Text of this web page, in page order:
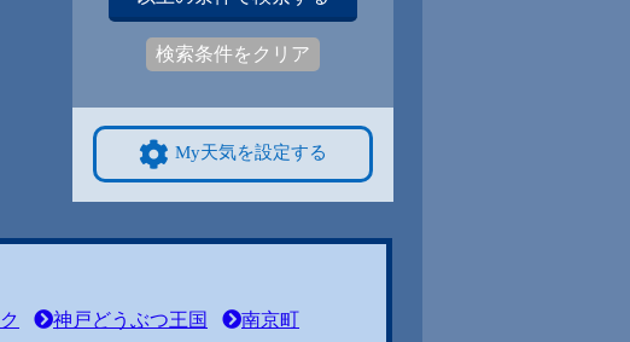
検索条件をクリア
My天気を設定する
神戸どうぶつ王国
南京町